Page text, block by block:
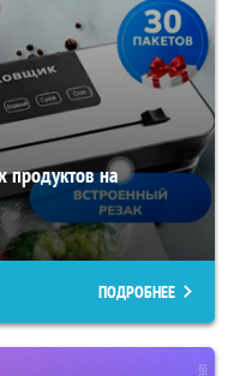
продуктов на
ПОДРОБНЕЕ